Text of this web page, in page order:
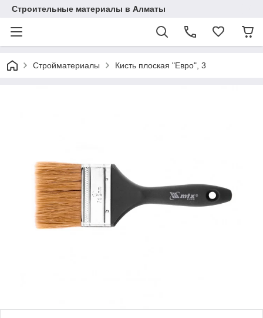
Строительные материалы в Алматы
Стройматериалы Кисть плоская "Евро", 3